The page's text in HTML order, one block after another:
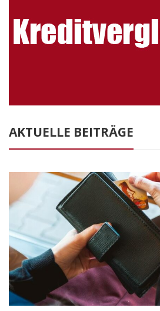
AKTUELLE BEITRÄGE